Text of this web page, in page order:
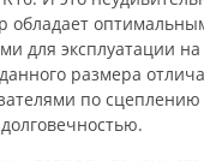
обладает
для эксплуатации
размера
по сцеплению